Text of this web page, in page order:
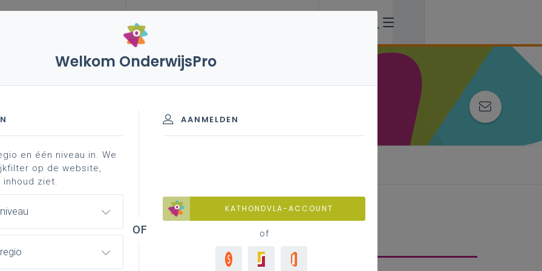
vakken en leerplannen 3de graad
graad - D-finaliteit
afgewerkte versie van het leerplan
Welkom OnderwijsPro
AANMELDEN
KATHONDVLA-ACCOUNT
of
en één niveau in. We
op de website,
ziet.